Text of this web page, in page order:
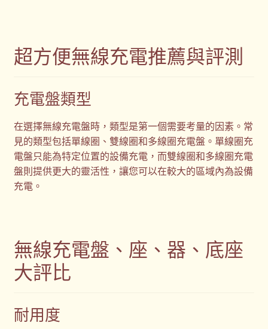
超方便無線充電推薦與評測
充電盤類型
在選擇無線充電盤時，類型是第一個需要考量的因素。常
見的類型包括單線圈、雙線圈和多線圈充電盤。單線圈充
電盤只能為特定位置的設備充電，而雙線圈和多線圈充電
盤則提供更大的靈活性，讓您可以在較大的區域內為設備
充電。
無線充電盤、座、器、底座
大評比
耐用度